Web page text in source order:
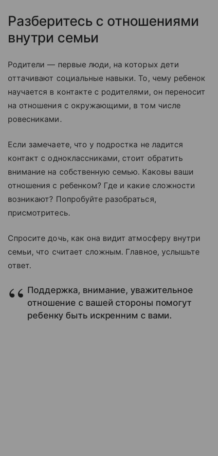
Разберитесь с отношениями
внутри семьи
Родители — первые люди, на которых дети
оттачивают социальные навыки. То, чему ребенок
научается в контакте с родителями, он переносит
на отношения с окружающими, в том числе
ровесниками.
Если замечаете, что у подростка не ладится
контакт с одноклассниками, стоит обратить
внимание на собственную семью. Каковы ваши
отношения с ребенком? Где и какие сложности
возникают? Попробуйте разобраться,
присмотритесь.
Спросите дочь, как она видит атмосферу внутри
семьи, что считает сложным. Главное, услышьте
ответ.
Поддержка, внимание, уважительное
отношение с вашей стороны помогут
ребенку быть искренним с вами.